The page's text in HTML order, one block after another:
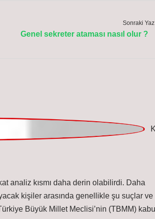
Sonraki
Genel sekreter ataması nasıl olur ?
Büyük Millet Meclisi’nin (TBMM)
tutulan suçlar : Ormanları yakmak, yok
81, 82, 83. İşkence suçu : TCK 94, 95.